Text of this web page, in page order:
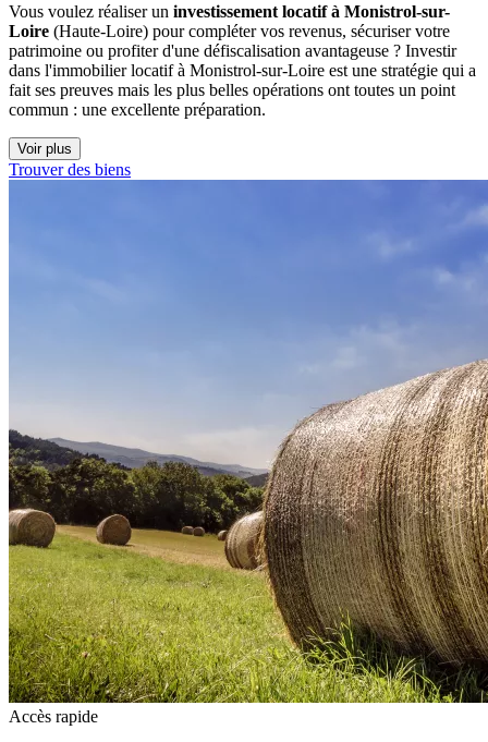
Vous voulez réaliser un investissement locatif à Monistrol-sur-
Loire (Haute-Loire) pour compléter vos revenus, sécuriser votre
patrimoine ou profiter d'une défiscalisation avantageuse ? Investir
dans l'immobilier locatif à Monistrol-sur-Loire est une stratégie qui a
fait ses preuves mais les plus belles opérations ont toutes un point
commun : une excellente préparation.
Voir plus
Trouver des biens
Accès rapide